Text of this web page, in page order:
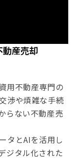
用不動産専門の
渉や煩雑な手続
らない不動産売
タとAIを活用し
ジタル化された
産売却